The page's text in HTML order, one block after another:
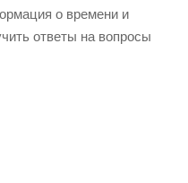
о времени и
ответы на вопросы